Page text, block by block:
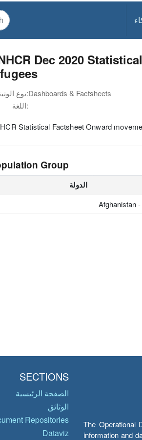
Dec 2020
نوع الوثيقة:Dashboards & Factsheets
اللغة:
Statistical Factsheet Onward
Group
الدولة
Afghanistan
The Operational
information and
SECTIONS
الصفحة الرئيسية
الوثائق
Repositories
Dataviz